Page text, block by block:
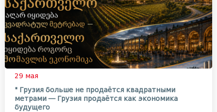
29 мая
" Грузия больше не продаётся квадратными
метрами — Грузия продаётся как экономика
будущего